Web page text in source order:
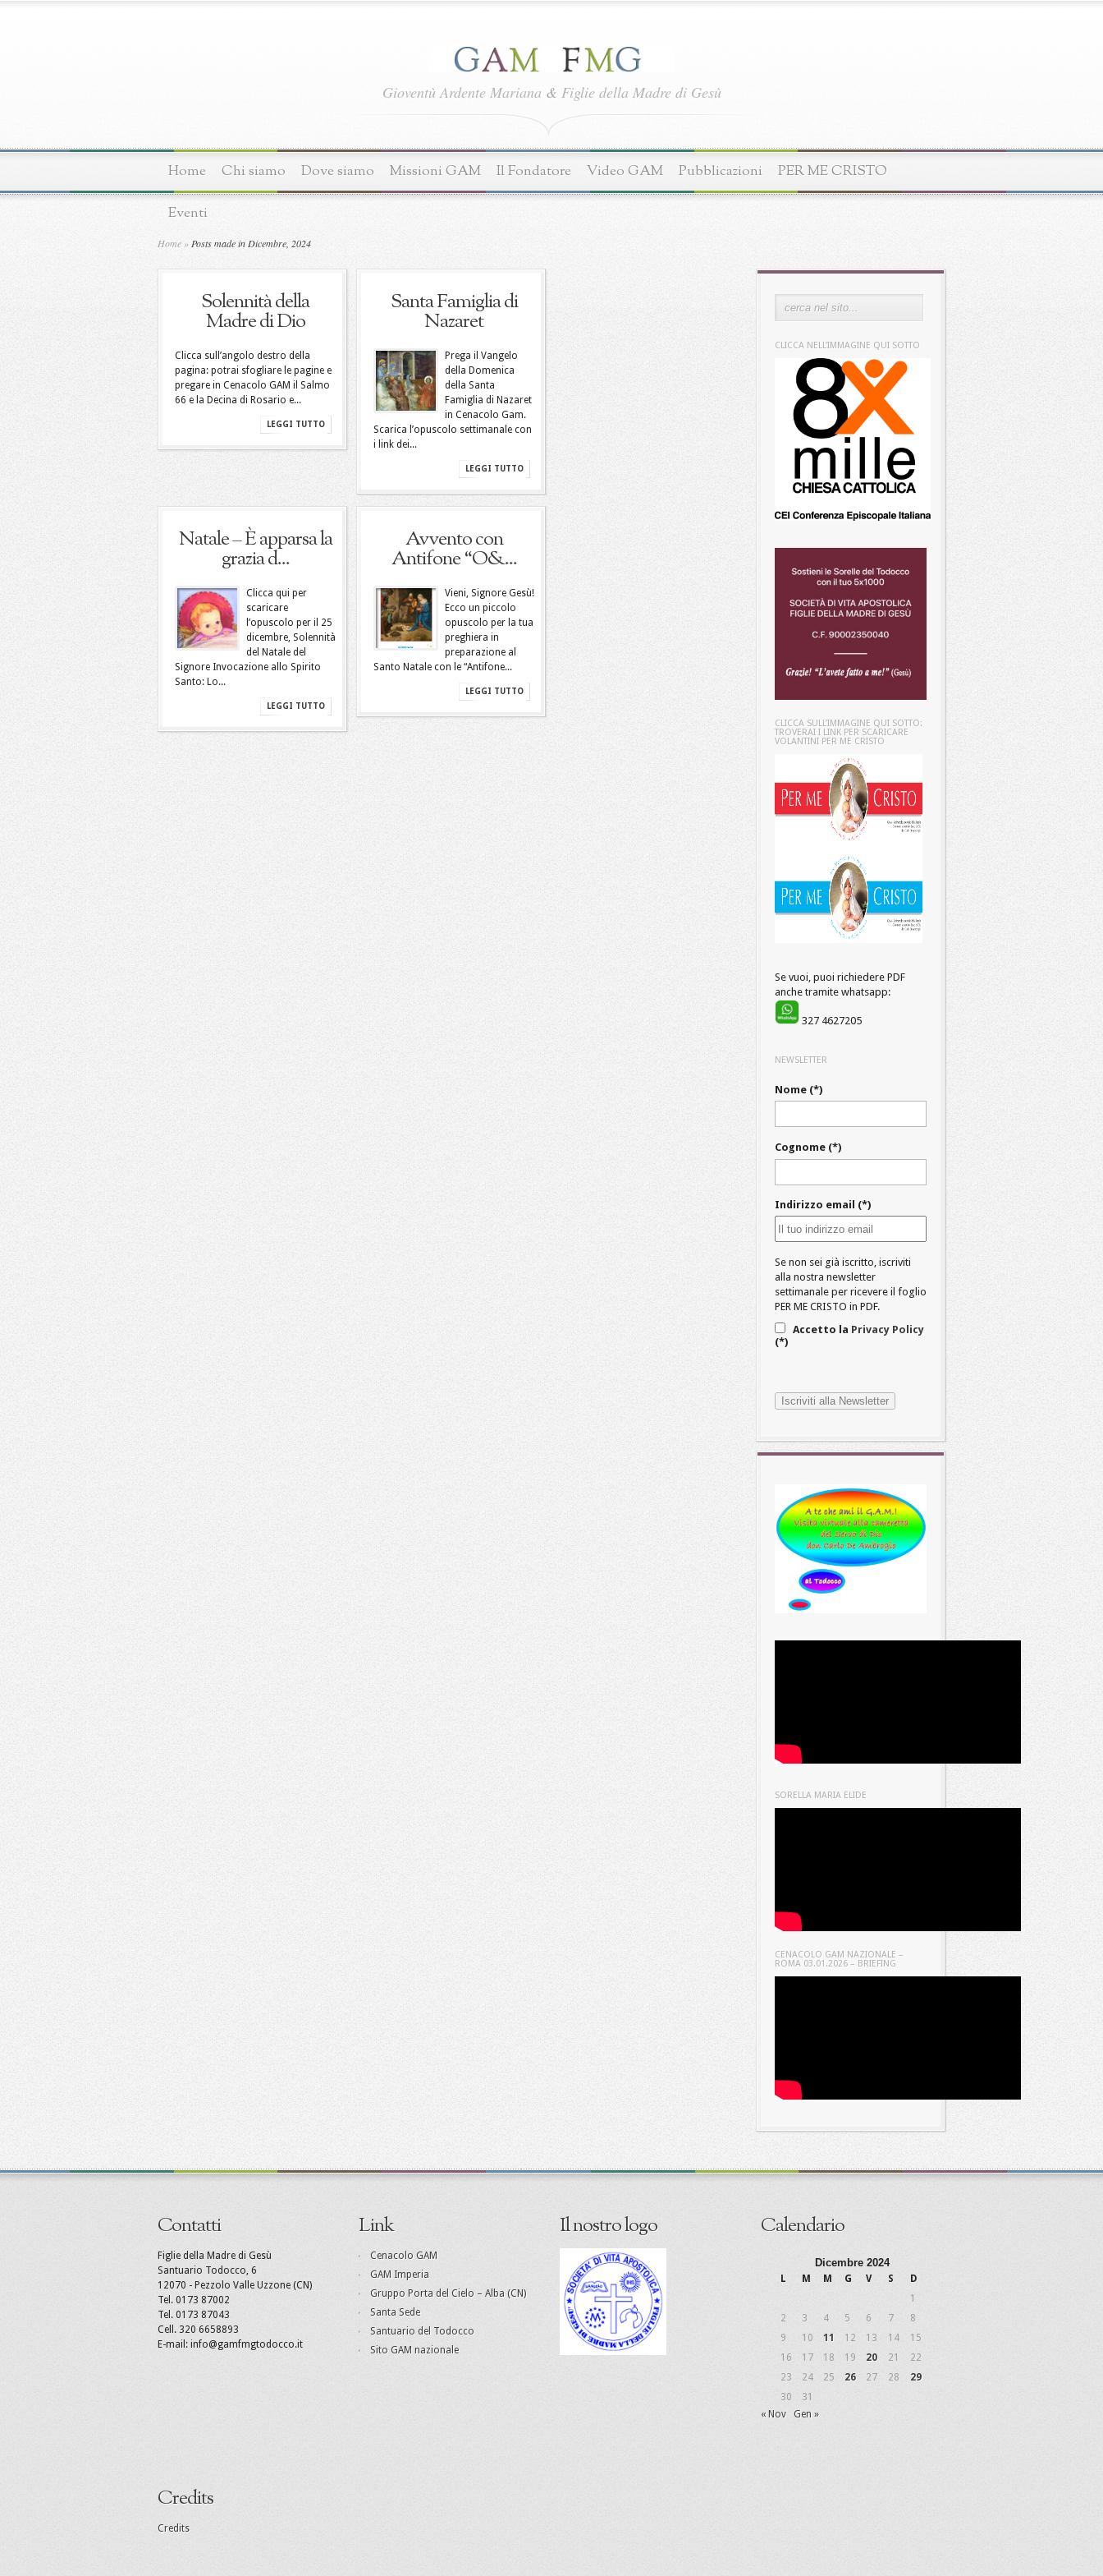
Gioventù Ardente Mariana & Figlie della Madre di Gesù
Home Chi siamo Dove siamo Missioni GAM Il Fondatore Video GAM Pubblicazioni PER ME CRISTO
Eventi
Home » Posts made in Dicembre, 2024
Solennità della
Madre di Dio
Clicca sull’angolo destro della
pagina: potrai sfogliare le pagine e
pregare in Cenacolo GAM il Salmo
66 e la Decina di Rosario e...
LEGGI TUTTO
Santa Famiglia di
Nazaret
Prega il Vangelo
della Domenica
della Santa
Famiglia di Nazaret
in Cenacolo Gam.
Scarica l’opuscolo settimanale con
i link dei...
LEGGI TUTTO
Natale – È apparsa la
grazia d...
Clicca qui per
scaricare
l’opuscolo per il 25
dicembre, Solennità
del Natale del
Signore Invocazione allo Spirito
Santo: Lo...
LEGGI TUTTO
Avvento con
Antifone “O&...
Vieni, Signore Gesù!
Ecco un piccolo
opuscolo per la tua
preghiera in
preparazione al
Santo Natale con le “Antifone...
LEGGI TUTTO
CLICCA NELL’IMMAGINE QUI SOTTO
CLICCA SULL’IMMAGINE QUI SOTTO:
TROVERAI I LINK PER SCARICARE
VOLANTINI PER ME CRISTO
Se vuoi, puoi richiedere PDF
anche tramite whatsapp:
327 4627205
NEWSLETTER
Nome (*)
Cognome (*)
Indirizzo email (*)
Se non sei già iscritto, iscriviti
alla nostra newsletter
settimanale per ricevere il foglio
PER ME CRISTO in PDF.
Accetto la Privacy Policy
(*)
SORELLA MARIA ELIDE
CENACOLO GAM NAZIONALE –
ROMA 03.01.2026 – BRIEFING
Contatti
Figlie della Madre di Gesù
Santuario Todocco, 6
12070 - Pezzolo Valle Uzzone (CN)
Tel. 0173 87002
Tel. 0173 87043
Cell. 320 6658893
E-mail: info@gamfmgtodocco.it
Link
Cenacolo GAM
GAM Imperia
Gruppo Porta del Cielo – Alba (CN)
Santa Sede
Santuario del Todocco
Sito GAM nazionale
Il nostro logo Calendario
Dicembre 2024
L M M G V S
D
1
2
3 4 5 6 7
8
9
10 11 12 13 14
15
16
17 18 19 20 21
22
23
24 25 26 27 28
29
30
31
« Nov
Gen »
Credits
Credits